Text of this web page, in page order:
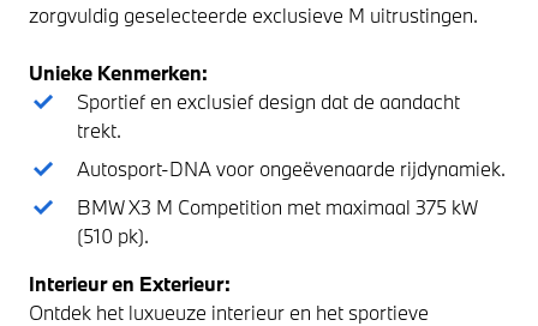
zorgvuldig geselecteerde exclusieve M uitrustingen.
Unieke Kenmerken:
Sportief en exclusief design dat de aandacht
trekt.
Autosport-DNA voor ongeëvenaarde rijdynamiek.
BMW X3 M Competition met maximaal 375 kW
(510 pk).
Interieur en Exterieur:
Ontdek het luxueuze interieur en het sportieve